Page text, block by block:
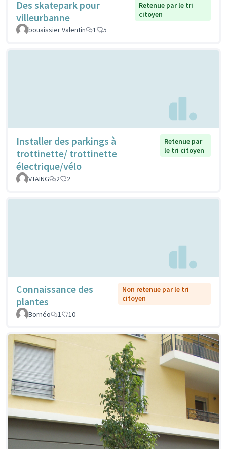
Des skatepark pour
villeurbanne
Retenue par le tri
citoyen
bouaissier Valentin
1 5
Installer des parkings à
trottinette/ trottinette
électrique/vélo
Retenue par
le tri citoyen
VTAING 2 2
Connaissance des
plantes
Non retenue par le tri
citoyen
Bornéo
1 10